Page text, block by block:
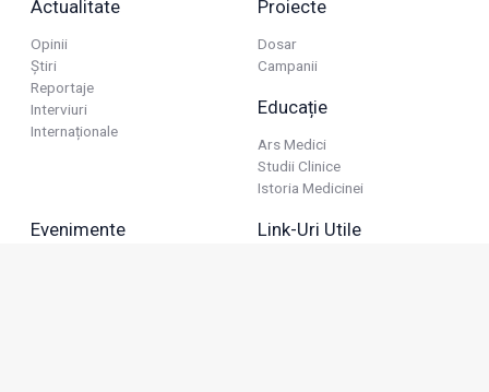
Actualitate
Opinii
Știri
Reportaje
Interviuri
Internaționale
Proiecte
Dosar
Campanii
Educație
Ars Medici
Studii Clinice
Istoria Medicinei
Evenimente Link-Uri Utile